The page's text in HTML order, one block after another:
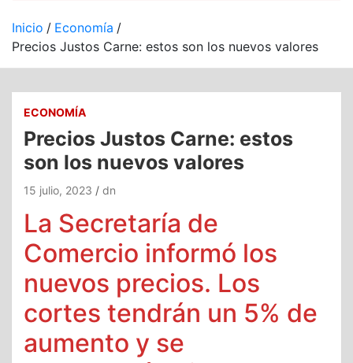
Inicio
Economía
Precios Justos Carne: estos son los nuevos valores
ECONOMÍA
Precios Justos Carne: estos
son los nuevos valores
15 julio, 2023 dn
La Secretaría de
Comercio informó los
nuevos precios. Los
cortes tendrán un 5% de
aumento y se